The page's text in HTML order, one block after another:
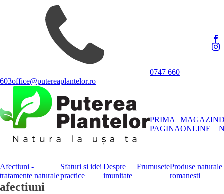
0747 660
603office@putereaplantelor.ro
PRIMA
PAGINA
MAGAZIN
ONLINE
Afectiuni -
tratamente naturale
Sfaturi si idei
practice
Despre
imunitate
FrumuseteProduse naturale
romanesti
afectiuni